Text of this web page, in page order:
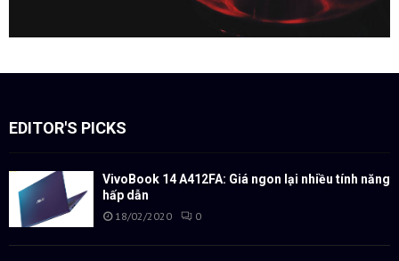
EDITOR'S PICKS
VivoBook 14 A412FA: Giá ngon lại nhiều tính năng
hấp dẫn
18/02/2020 0